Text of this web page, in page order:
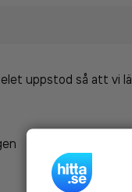
uppstod så att vi